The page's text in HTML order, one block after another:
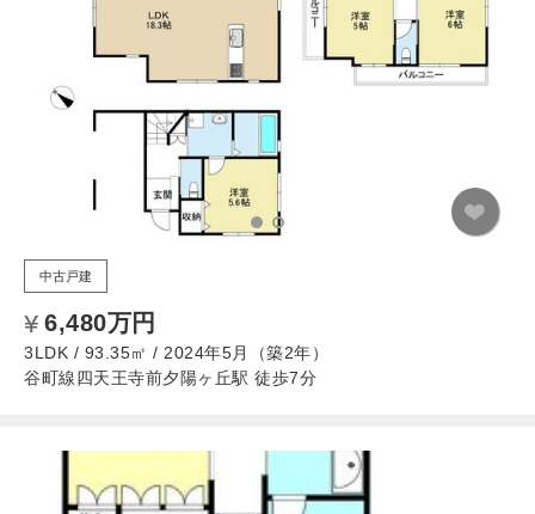
中古戸建
6,480万円
3LDK / 93.35㎡ / 2024年5月（築2年）
谷町線四天王寺前夕陽ヶ丘駅 徒歩7分